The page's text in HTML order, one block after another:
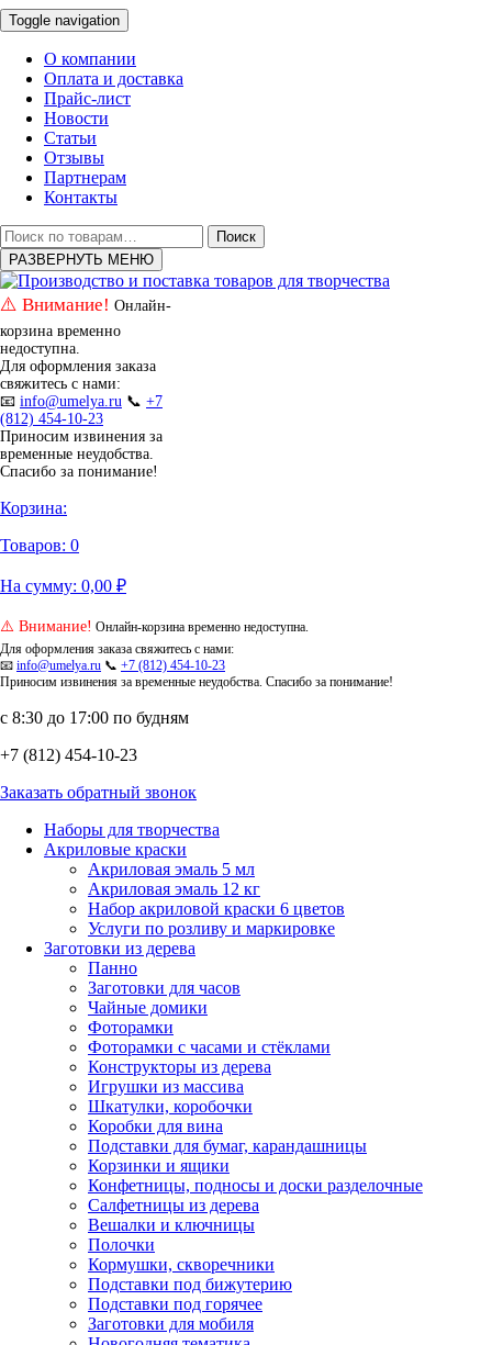
Toggle navigation
О компании
Оплата и доставка
Прайс-лист
Новости
Статьи
Отзывы
Партнерам
Контакты
Искать:
Поиск
РАЗВЕРНУТЬ МЕНЮ
⚠️ Внимание! Онлайн-
корзина временно
недоступна.
Для оформления заказа
свяжитесь с нами:
📧 info@umelya.ru 📞 +7
(812) 454-10-23
Приносим извинения за
временные неудобства.
Спасибо за понимание!
Корзина:
Товаров: 0
На сумму: 0,00 ₽
⚠️ Внимание! Онлайн-корзина временно недоступна.
Для оформления заказа свяжитесь с нами:
📧 info@umelya.ru 📞 +7 (812) 454-10-23
Приносим извинения за временные неудобства. Спасибо за понимание!
с 8:30 до 17:00 по будням
+7 (812) 454-10-23
Заказать обратный звонок
Наборы для творчества
Акриловые краски
Акриловая эмаль 5 мл
Акриловая эмаль 12 кг
Набор акриловой краски 6 цветов
Услуги по розливу и маркировке
Заготовки из дерева
Панно
Заготовки для часов
Чайные домики
Фоторамки
Фоторамки с часами и стёклами
Конструкторы из дерева
Игрушки из массива
Шкатулки, коробочки
Коробки для вина
Подставки для бумаг, карандашницы
Корзинки и ящики
Конфетницы, подносы и доски разделочные
Салфетницы из дерева
Вешалки и ключницы
Полочки
Кормушки, скворечники
Подставки под бижутерию
Подставки под горячее
Заготовки для мобиля